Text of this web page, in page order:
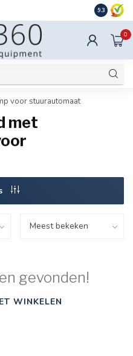
Ook
9.3
0
voor stuurautomaat
met
gevonden!
WINKELEN